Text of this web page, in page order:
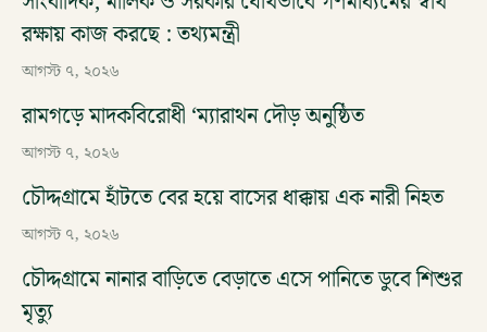
রক্ষায় কাজ করছে : তথ্যমন্ত্রী
আগস্ট ৭, ২০২৬
রামগড়ে মাদকবিরোধী ‘ম্যারাথন দৌড় অনুষ্ঠিত
আগস্ট ৭, ২০২৬
চৌদ্দগ্রামে হাঁটতে বের হয়ে বাসের ধাক্কায় এক নারী নিহত
আগস্ট ৭, ২০২৬
চৌদ্দগ্রামে নানার বাড়িতে বেড়াতে এসে পানিতে ডুবে শিশুর
মৃত্যু